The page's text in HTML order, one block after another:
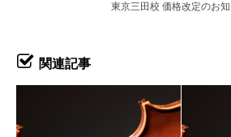
東京三田校 価格改定のお
関連記事